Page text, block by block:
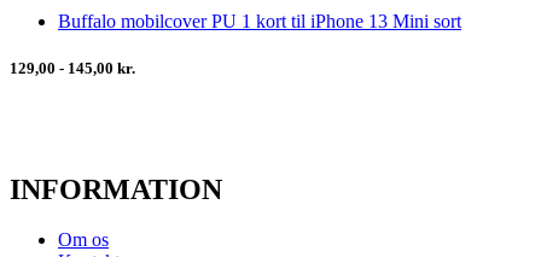
Buffalo mobilcover PU 1 kort til iPhone 13 Mini sort
129,00 - 145,00 kr.
INFORMATION
Om os